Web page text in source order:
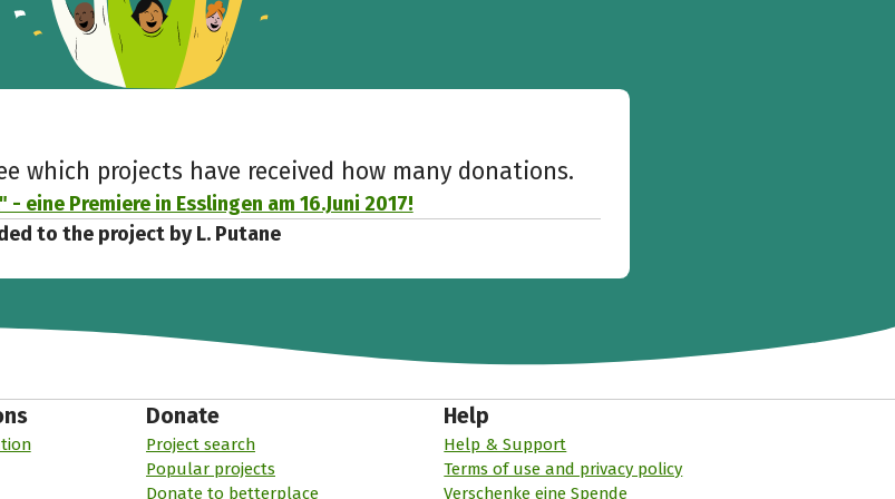
which projects have received how many donations.
- eine Premiere in Esslingen am 16.Juni 2017!
to the project by L. Putane
Donate
Project search
Popular projects
Donate to betterplace
Help
Help & Support
Terms of use and privacy policy
Verschenke eine Spende